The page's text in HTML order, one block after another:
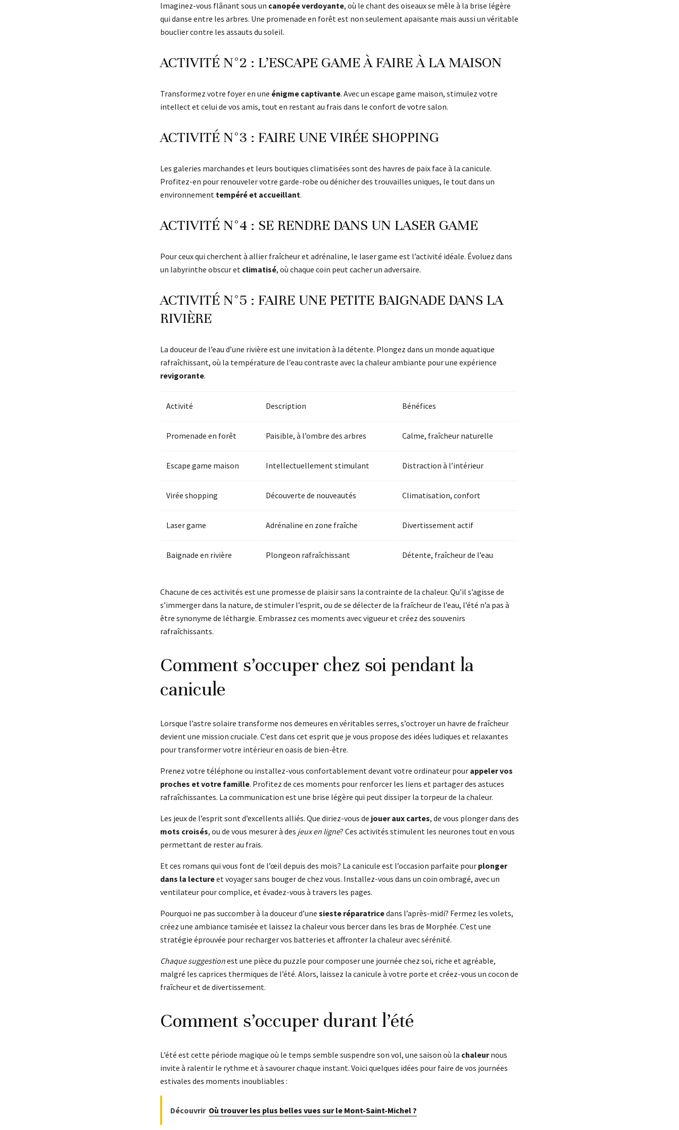
Imaginez-vous flânant sous un canopée verdoyante, où le chant des oiseaux se mêle à la brise légère
qui danse entre les arbres. Une promenade en forêt est non seulement apaisante mais aussi un véritable
bouclier contre les assauts du soleil.
ACTIVITÉ N°2 : L’ESCAPE GAME À FAIRE À LA MAISON
Transformez votre foyer en une énigme captivante. Avec un escape game maison, stimulez votre
intellect et celui de vos amis, tout en restant au frais dans le confort de votre salon.
ACTIVITÉ N°3 : FAIRE UNE VIRÉE SHOPPING
Les galeries marchandes et leurs boutiques climatisées sont des havres de paix face à la canicule.
Profitez-en pour renouveler votre garde-robe ou dénicher des trouvailles uniques, le tout dans un
environnement tempéré et accueillant.
ACTIVITÉ N°4 : SE RENDRE DANS UN LASER GAME
Pour ceux qui cherchent à allier fraîcheur et adrénaline, le laser game est l’activité idéale. Évoluez dans
un labyrinthe obscur et climatisé, où chaque coin peut cacher un adversaire.
ACTIVITÉ N°5 : FAIRE UNE PETITE BAIGNADE DANS LA
RIVIÈRE
La douceur de l’eau d’une rivière est une invitation à la détente. Plongez dans un monde aquatique
rafraîchissant, où la température de l’eau contraste avec la chaleur ambiante pour une expérience
revigorante.
Activité Description Bénéfices
Promenade en forêt Paisible, à l’ombre des arbres Calme, fraîcheur naturelle
Escape game maison Intellectuellement stimulant Distraction à l’intérieur
Virée shopping Découverte de nouveautés Climatisation, confort
Laser game Adrénaline en zone fraîche Divertissement actif
Baignade en rivière Plongeon rafraîchissant Détente, fraîcheur de l’eau
Chacune de ces activités est une promesse de plaisir sans la contrainte de la chaleur. Qu’il s’agisse de
s’immerger dans la nature, de stimuler l’esprit, ou de se délecter de la fraîcheur de l’eau, l’été n’a pas à
être synonyme de léthargie. Embrassez ces moments avec vigueur et créez des souvenirs
rafraîchissants.
Comment s’occuper chez soi pendant la
canicule
Lorsque l’astre solaire transforme nos demeures en véritables serres, s’octroyer un havre de fraîcheur
devient une mission cruciale. C’est dans cet esprit que je vous propose des idées ludiques et relaxantes
pour transformer votre intérieur en oasis de bien-être.
Prenez votre téléphone ou installez-vous confortablement devant votre ordinateur pour appeler vos
proches et votre famille. Profitez de ces moments pour renforcer les liens et partager des astuces
rafraîchissantes. La communication est une brise légère qui peut dissiper la torpeur de la chaleur.
Les jeux de l’esprit sont d’excellents alliés. Que diriez-vous de jouer aux cartes, de vous plonger dans des
mots croisés, ou de vous mesurer à des jeux en ligne? Ces activités stimulent les neurones tout en vous
permettant de rester au frais.
Et ces romans qui vous font de l’œil depuis des mois? La canicule est l’occasion parfaite pour plonger
dans la lectureet voyager sans bouger de chez vous. Installez-vous dans un coin ombragé, avec un
ventilateur pour complice, et évadez-vous à travers les pages.
Pourquoi ne pas succomber à la douceur d’une sieste réparatricedans l’après-midi? Fermez les volets,
créez une ambiance tamisée et laissez la chaleur vous bercer dans les bras de Morphée. C’est une
stratégie éprouvée pour recharger vos batteries et affronter la chaleur avec sérénité.
Chaque suggestionest une pièce du puzzle pour composer une journée chez soi, riche et agréable,
malgré les caprices thermiques de l’été. Alors, laissez la canicule à votre porte et créez-vous un cocon de
fraîcheur et de divertissement.
Comment s’occuper durant l’été
L’été est cette période magique où le temps semble suspendre son vol, une saison où la chaleurnous
invite à ralentir le rythme et à savourer chaque instant. Voici quelques idées pour faire de vos journées
estivales des moments inoubliables :
Découvrir Où trouver les plus belles vues sur le Mont-Saint-Michel ?